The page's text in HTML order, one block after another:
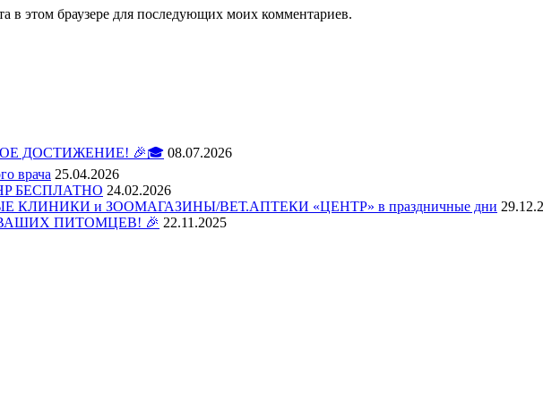
в этом браузере для последующих моих комментариев.
ДОСТИЖЕНИЕ! 🎉🎓 08.07.2026
врача 25.04.2026
БЕСПЛАТНО 24.02.2026
и ЗООМАГАЗИНЫ/ВЕТ.АПТЕКИ «ЦЕНТР» в праздничные дни
ПИТОМЦЕВ! 🎉 22.11.2025